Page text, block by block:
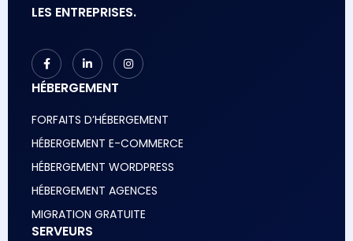
LES ENTREPRISES.
HÉBERGEMENT
FORFAITS D’HÉBERGEMENT
HÉBERGEMENT E-COMMERCE
HÉBERGEMENT WORDPRESS
HÉBERGEMENT AGENCES
MIGRATION GRATUITE
SERVEURS